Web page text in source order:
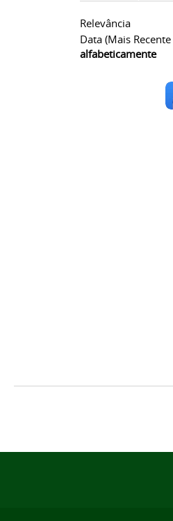
Relevância
Data (mais
alfabeticamente